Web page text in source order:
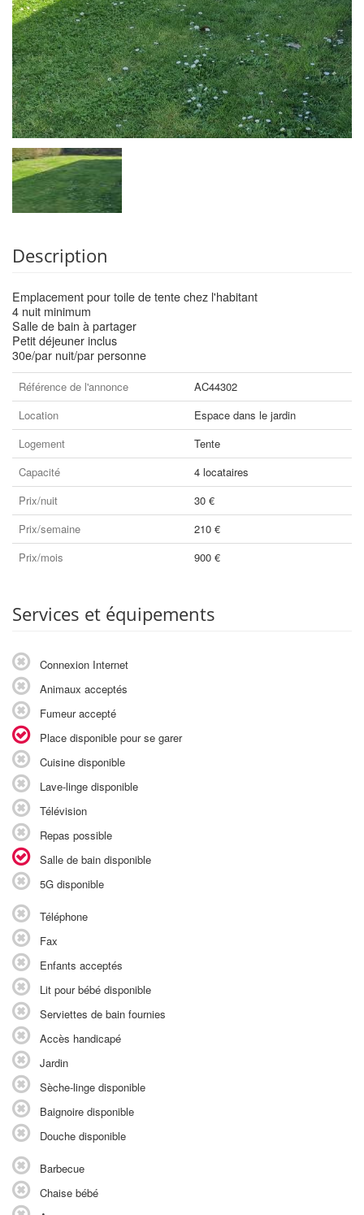
Description
Emplacement pour toile de tente chez l'habitant
4 nuit minimum
Salle de bain à partager
Petit déjeuner inclus
30e/par nuit/par personne
Référence de l'annonce
AC44302
Location
Espace dans le jardin
Logement
Tente
Capacité
4 locataires
Prix/nuit
30 €
Prix/semaine
210 €
Prix/mois
900 €
Services et équipements
Connexion Internet
Animaux acceptés
Fumeur accepté
Place disponible pour se garer
Cuisine disponible
Lave-linge disponible
Télévision
Repas possible
Salle de bain disponible
5G disponible
Téléphone
Fax
Enfants acceptés
Lit pour bébé disponible
Serviettes de bain fournies
Accès handicapé
Jardin
Sèche-linge disponible
Baignoire disponible
Douche disponible
Barbecue
Chaise bébé